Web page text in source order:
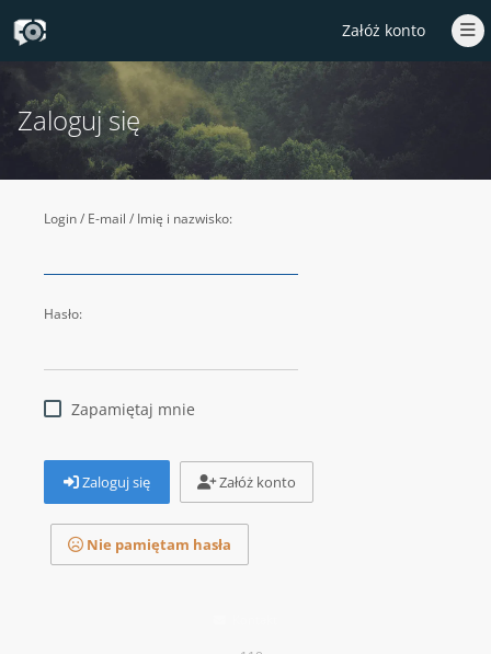
Załóż konto
Zaloguj się
Login / E-mail / Imię i nazwisko:
Hasło:
Zapamiętaj mnie
Zaloguj się Załóż konto
Nie pamiętam hasła